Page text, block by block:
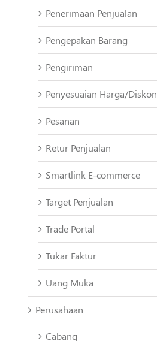
Penerimaan Penjualan
Pengepakan Barang
Pengiriman
Penyesuaian Harga/Diskon
Pesanan
Retur Penjualan
Smartlink E-commerce
Target Penjualan
Trade Portal
Tukar Faktur
Uang Muka
Perusahaan
Cabang